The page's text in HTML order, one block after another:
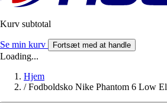
Kurv subtotal
Se min kurv Fortsæt med at handle
Loading...
Hjem
/ Fodboldsko Nike Phantom 6 Low